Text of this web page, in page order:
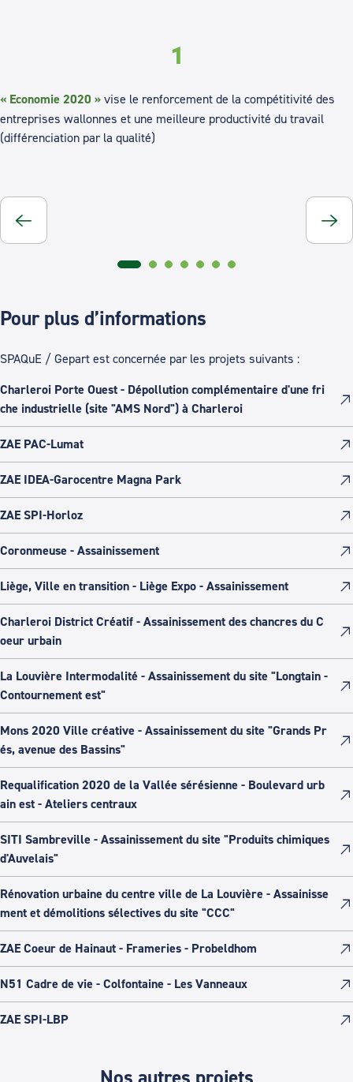
1
« Economie 2020 » vise le renforcement de la compétitivité des
entreprises wallonnes et une meilleure productivité du travail
(différenciation par la qualité)
Pour plus d’informations
SPAQuE / Gepart est concernée par les projets suivants :
Charleroi Porte Ouest - Dépollution complémentaire d'une fri
che industrielle (site "AMS Nord") à Charleroi
ZAE PAC-Lumat
ZAE IDEA-Garocentre Magna Park
ZAE SPI-Horloz
Coronmeuse - Assainissement
Liège, Ville en transition - Liège Expo - Assainissement
Charleroi District Créatif - Assainissement des chancres du C
oeur urbain
La Louvière Intermodalité - Assainissement du site "Longtain -
Contournement est"
Mons 2020 Ville créative - Assainissement du site "Grands Pr
és, avenue des Bassins"
Requalification 2020 de la Vallée sérésienne - Boulevard urb
ain est - Ateliers centraux
SITI Sambreville - Assainissement du site "Produits chimiques
d'Auvelais"
Rénovation urbaine du centre ville de La Louvière - Assainisse
ment et démolitions sélectives du site "CCC"
ZAE Coeur de Hainaut - Frameries - Probeldhom
N51 Cadre de vie - Colfontaine - Les Vanneaux
ZAE SPI-LBP